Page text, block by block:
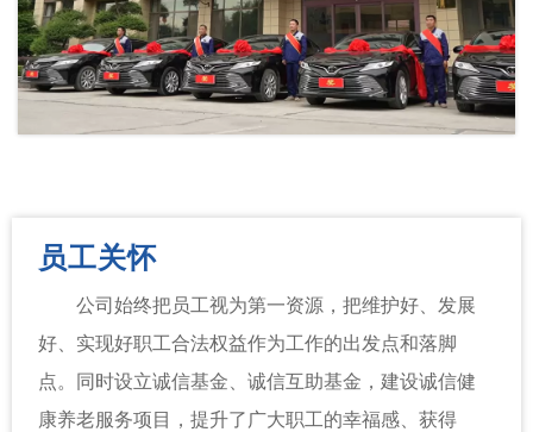
员工关怀
公司始终把员工视为第一资源，把维护好、发展
好、实现好职工合法权益作为工作的出发点和落脚
点。同时设立诚信基金、诚信互助基金，建设诚信健
康养老服务项目，提升了广大职工的幸福感、获得